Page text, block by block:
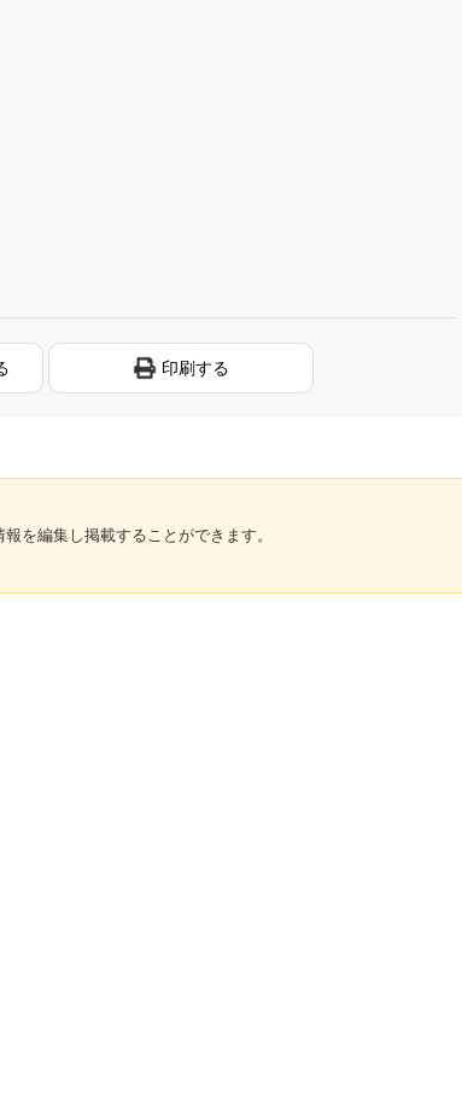
印刷する
を編集し掲載することができます。